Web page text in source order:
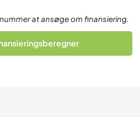
at ansøge om finansiering.